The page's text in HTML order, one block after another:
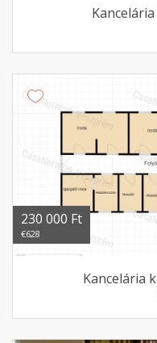
230 000 Ft
€628
Kancelária